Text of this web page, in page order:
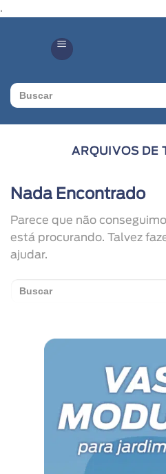
.
Search
for:
ARQUIVOS DE
Nada Encontrado
Parece que não
está procurando. Talvez
ajudar.
for: